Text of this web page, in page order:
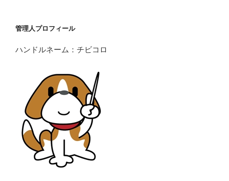
管理人プロフィール
ハンドルネーム：チビコロ